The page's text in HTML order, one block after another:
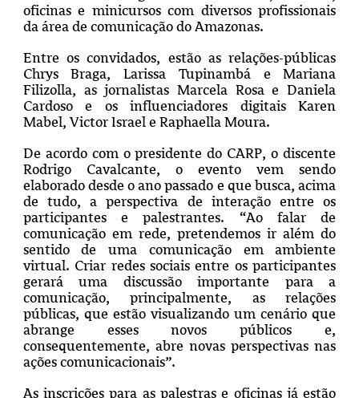
oficinas e minicursos com diversos profissionais
da área de comunicação do Amazonas.
Entre os convidados, estão as relações-públicas
Chrys Braga, Larissa Tupinambá e Mariana
Filizolla, as jornalistas Marcela Rosa e Daniela
Cardoso e os influenciadores digitais Karen
Mabel, Victor Israel e Raphaella Moura.
De acordo com o presidente do CARP, o discente
Rodrigo Cavalcante, o evento vem sendo
elaborado desde o ano passado e que busca, acima
de tudo, a perspectiva de interação entre os
participantes e palestrantes. “Ao falar de
comunicação em rede, pretendemos ir além do
sentido de uma comunicação em ambiente
virtual. Criar redes sociais entre os participantes
gerará uma discussão importante para a
comunicação, principalmente, as relações
públicas, que estão visualizando um cenário que
abrange esses novos públicos e,
consequentemente, abre novas perspectivas nas
ações comunicacionais”.
As inscrições para as palestras e oficinas já estão